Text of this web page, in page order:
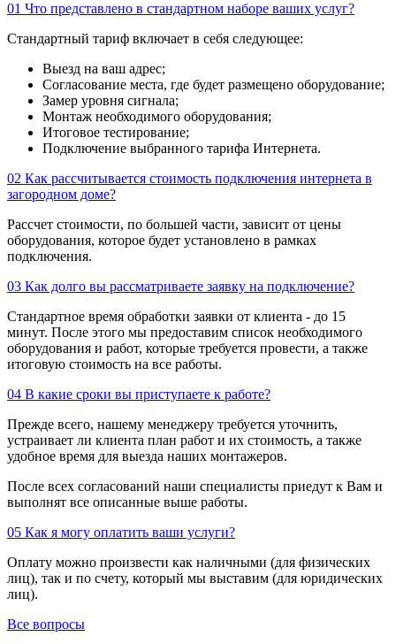
01 Что представлено в стандартном наборе ваших услуг?
Стандартный тариф включает в себя следующее:
Выезд на ваш адрес;
Согласование места, где будет размещено оборудование;
Замер уровня сигнала;
Монтаж необходимого оборудования;
Итоговое тестирование;
Подключение выбранного тарифа Интернета.
02 Как рассчитывается стоимость подключения интернета в
загородном доме?
Рассчет стоимости, по большей части, зависит от цены
оборудования, которое будет установлено в рамках
подключения.
03 Как долго вы рассматриваете заявку на подключение?
Стандартное время обработки заявки от клиента - до 15
минут. После этого мы предоставим список необходимого
оборудования и работ, которые требуется провести, а также
итоговую стоимость на все работы.
04 В какие сроки вы приступаете к работе?
Прежде всего, нашему менеджеру требуется уточнить,
устраивает ли клиента план работ и их стоимость, а также
удобное время для выезда наших монтажеров.
После всех согласований наши специалисты приедут к Вам и
выполнят все описанные выше работы.
05 Как я могу оплатить ваши услуги?
Оплату можно произвести как наличными (для физических
лиц), так и по счету, который мы выставим (для юридических
лиц).
Все вопросы